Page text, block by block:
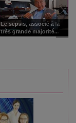
Le sepsis, associé à la
très grande majorité...